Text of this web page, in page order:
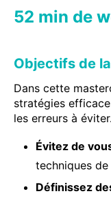
52 min de
Objectifs de
Dans cette
stratégies
les erreurs à éviter.
Évitez de
techniques
Définissez